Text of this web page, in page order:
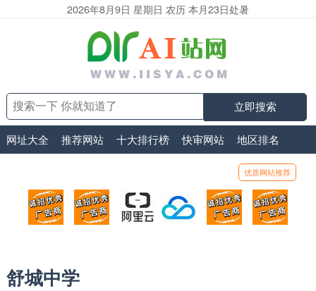
2026年8月9日 星期日 农历 本月23日处暑
立即搜索
网址大全 推荐网站 十大排行榜 快审网站 地区排名
优质网站推荐
顶部广告位1
广告位招商_广告位待售
顶部广告位2
广告位招商_广告位待售
阿里云
打折活动、99元/年
腾讯云
优惠打折，99元/年
顶部广告位5
广告位招商_
舒城中学